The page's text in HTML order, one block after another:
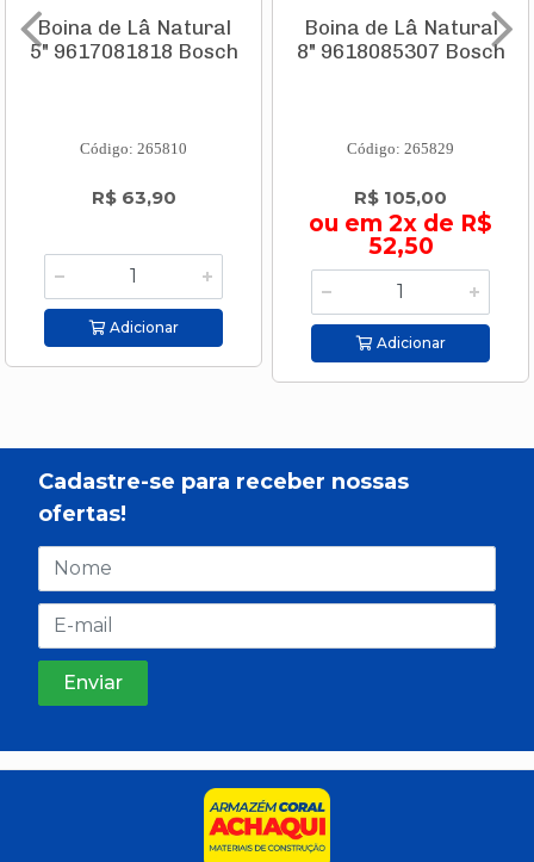
Boina de Lâ Natural
5" 9617081818 Bosch
Código: 265810
R$ 63,90
Adicionar
Boina de Lâ Natural
8" 9618085307 Bosch
Código: 265829
R$ 105,00
ou em 2x de R$
52,50
Adicionar
Cadastre-se para receber nossas
ofertas!